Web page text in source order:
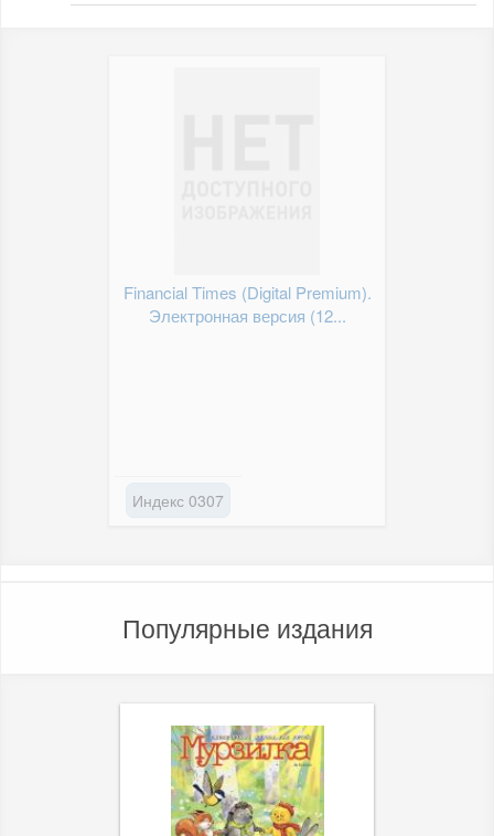
Financial Times (Digital Premium).
Электронная версия (12...
Индекс 0307
Популярные издания